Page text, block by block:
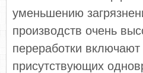
уменьшению
производств очень
переработки
присутствующих